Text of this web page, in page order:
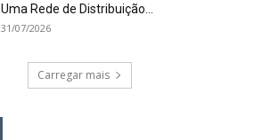
Uma Rede de Distribuição...
31/07/2026
Carregar mais